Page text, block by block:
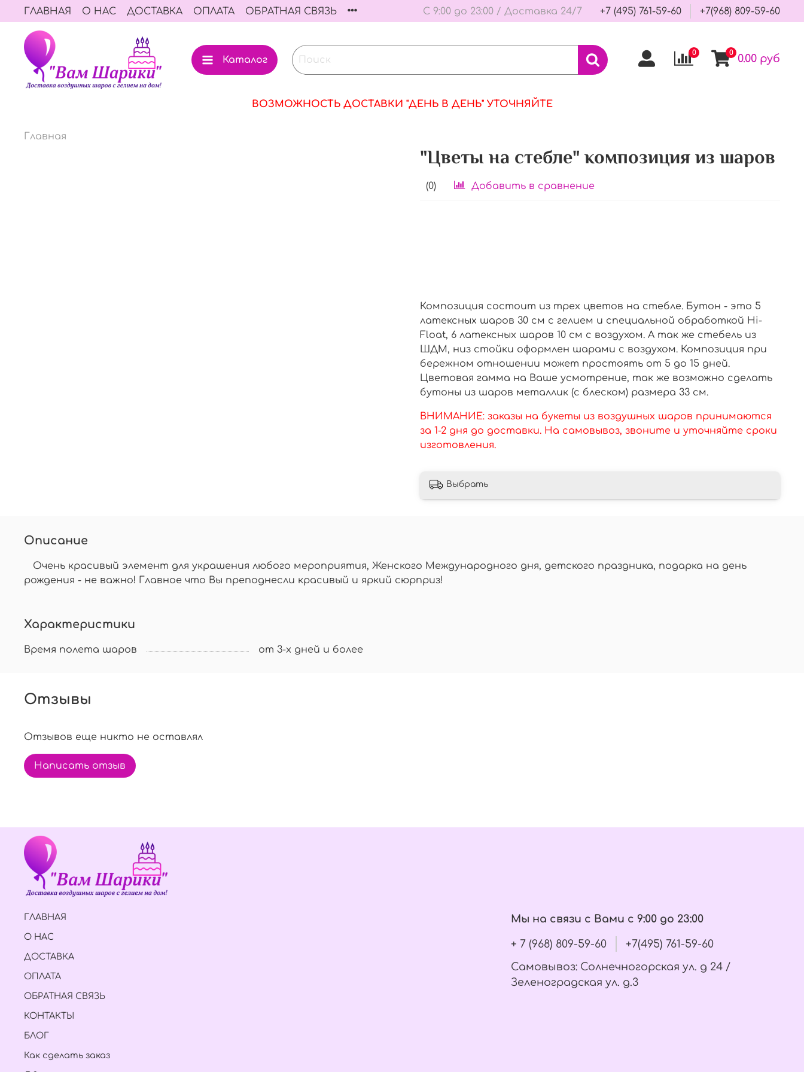
ГЛАВНАЯ О НАС ДОСТАВКА ОПЛАТА ОБРАТНАЯ СВЯЗЬ С 9:00 до 23:00 / Доставка 24/7 +7 (495) 761-59-60 +7(968) 809-59-60
Каталог
0 0 0.00 руб
ВОЗМОЖНОСТЬ ДОСТАВКИ "ДЕНЬ В ДЕНЬ" УТОЧНЯЙТЕ
Главная
"Цветы на стебле" композиция из шаров
(0) Добавить в сравнение
Композиция состоит из трех цветов на стебле. Бутон - это 5
латексных шаров 30 см с гелием и специальной обработкой Hi-
Float, 6 латексных шаров 10 см с воздухом. А так же стебель из
ШДМ, низ стойки оформлен шарами с воздухом. Композиция при
бережном отношении может простоять от 5 до 15 дней.
Цветовая гамма на Ваше усмотрение, так же возможно сделать
бутоны из шаров металлик (с блеском) размера 33 см.
ВНИМАНИЕ: заказы на букеты из воздушных шаров принимаются
за 1-2 дня до доставки. На самовывоз, звоните и уточняйте сроки
изготовления.
Выбрать
Описание
Очень красивый элемент для украшения любого мероприятия, Женского Международного дня, детского праздника, подарка на день
рождения - не важно! Главное что Вы преподнесли красивый и яркий сюрприз!
Характеристики
Время полета шаров от 3-х дней и более
Отзывы
Отзывов еще никто не оставлял
Написать отзыв
ГЛАВНАЯ
О НАС
ДОСТАВКА
ОПЛАТА
ОБРАТНАЯ СВЯЗЬ
КОНТАКТЫ
БЛОГ
Как сделать заказ
Мы на связи с Вами с 9:00 до 23:00
+ 7 (968) 809-59-60
+7(495) 761-59-60
Самовывоз: Солнечногорская ул. д 24 /
Зеленоградская ул. д.3